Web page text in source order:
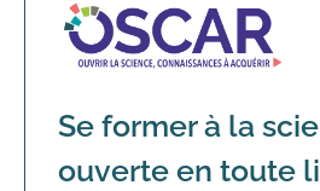
Se former à la
ouverte en toute